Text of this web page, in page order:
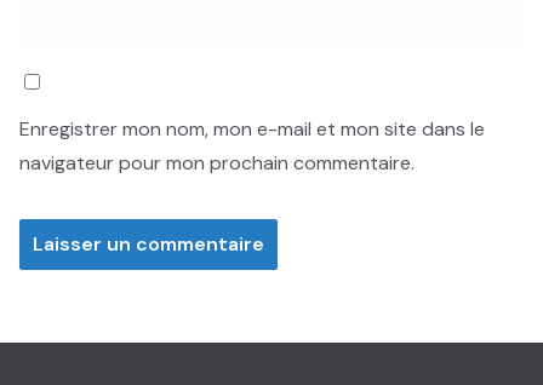
Enregistrer mon nom, mon e-mail et mon site dans le
navigateur pour mon prochain commentaire.